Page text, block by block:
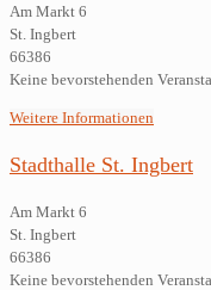
Am Markt 6
St. Ingbert
66386
Keine bevorstehenden
Weitere Informationen
Stadthalle St. Ingbert
Am Markt 6
St. Ingbert
66386
Keine bevorstehenden